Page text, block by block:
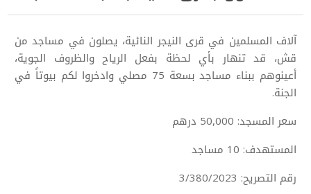
آلاف المسلمين في قرى النيجر النائية، يصلون في مساجد من
قش، قد تنهار بأي لحظة بفعل الرياح والظروف الجوية،
أعينوهم ببناء مساجد بسعة 75 مصلي وادخروا لكم بيوتاً في
الجنة.
سعر المسجد: 50,000 درهم
المستهدف: 10 مساجد
رقم التصريح: 3/380/2023